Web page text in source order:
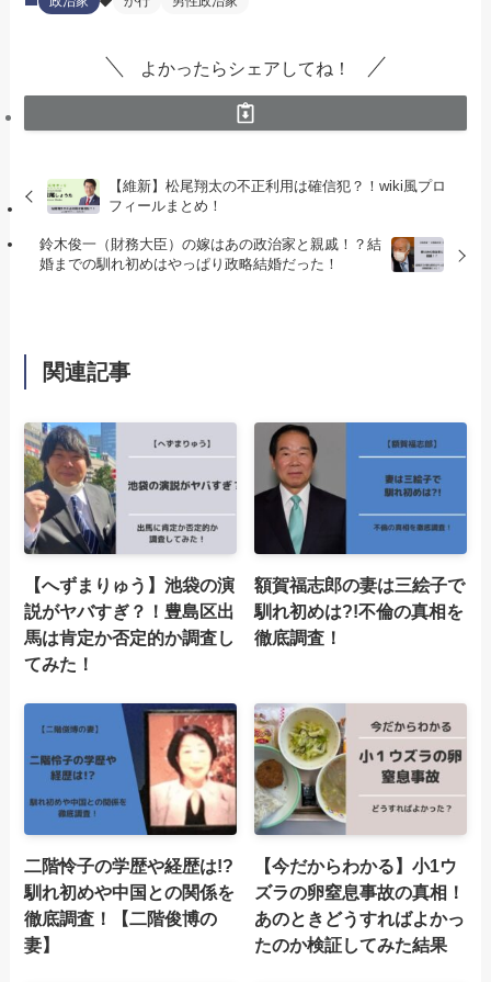
よかったらシェアしてね！
【維新】松尾翔太の不正利用は確信犯？！wiki風プロ
フィールまとめ！
鈴木俊一（財務大臣）の嫁はあの政治家と親戚！？結
婚までの馴れ初めはやっぱり政略結婚だった！
関連記事
【へずまりゅう】池袋の演
説がヤバすぎ？！豊島区出
馬は肯定か否定的か調査し
てみた！
額賀福志郎の妻は三絵子で
馴れ初めは?!不倫の真相を
徹底調査！
二階怜子の学歴や経歴は!?
馴れ初めや中国との関係を
徹底調査！【二階俊博の
妻】
【今だからわかる】小1ウ
ズラの卵窒息事故の真相！
あのときどうすればよかっ
たのか検証してみた結果